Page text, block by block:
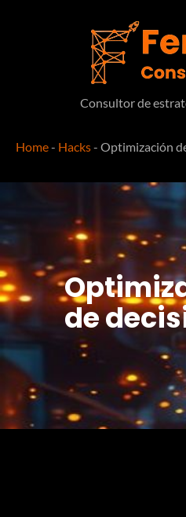
Consultor de
Home- Hacks- Optimización
de